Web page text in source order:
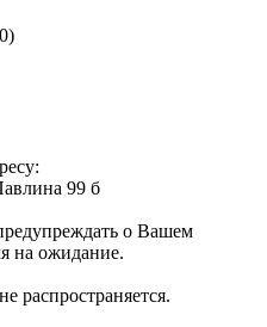
99 б
о Вашем
на ожидание.
распространяется.